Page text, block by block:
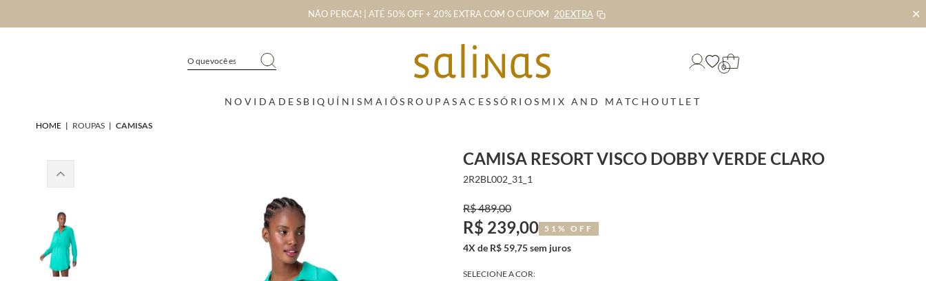
NÃO PERCA! | ATÉ 50% OFF + 20% EXTRA COM O CUPOM 20EXTRA ✕
0
NOVIDADES BIQUÍNIS MAIÔS ROUPAS ACESSÓRIOS MIX AND MATCHOUTLET
HOME | ROUPAS | CAMISAS
CAMISA RESORT VISCO DOBBY VERDE CLARO
2R2BL002_31_1
R$ 489,00
R$ 239,00 51% OFF
4X de R$ 59,75 sem juros
SELECIONE A COR: